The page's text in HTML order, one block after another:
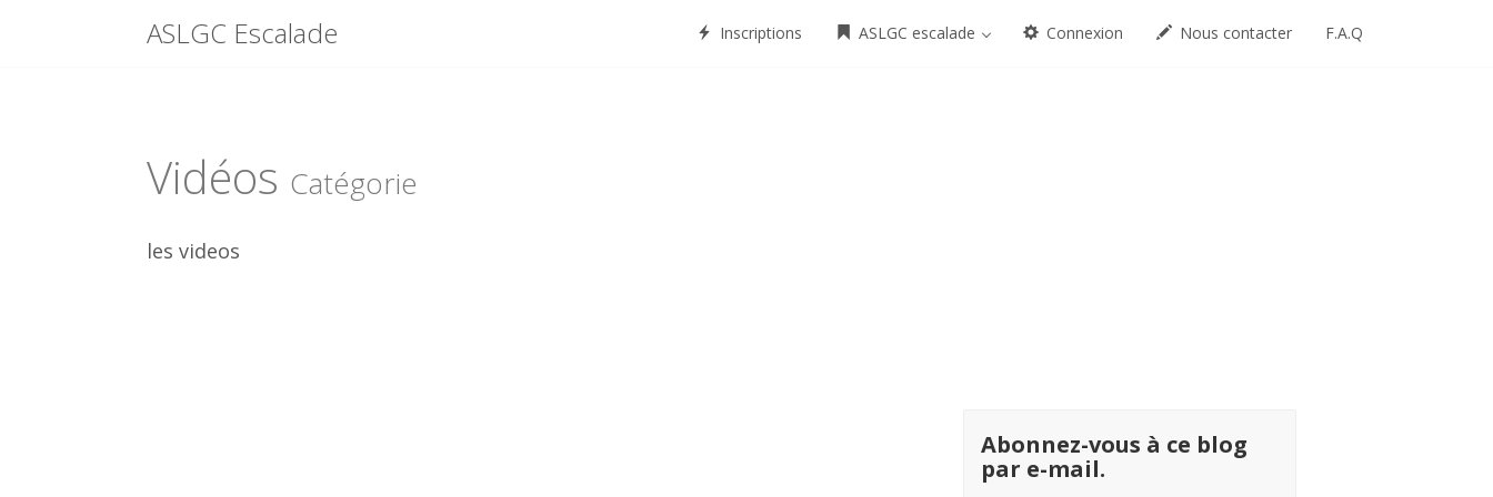
ASLGC Escalade
Menu Inscriptions ASLGC escalade Connexion Nous contacter F.A.Q
Vidéos Catégorie
les videos
Abonnez-vous à ce blog
par e-mail.